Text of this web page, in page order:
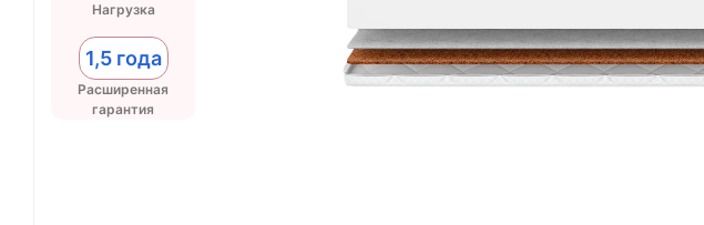
Нагрузка
1,5 года
Расширенная
гарантия